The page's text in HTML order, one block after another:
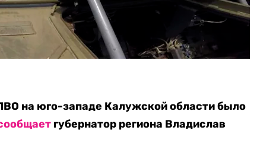
на юго-западе Калужской области было
губернатор региона Владислав